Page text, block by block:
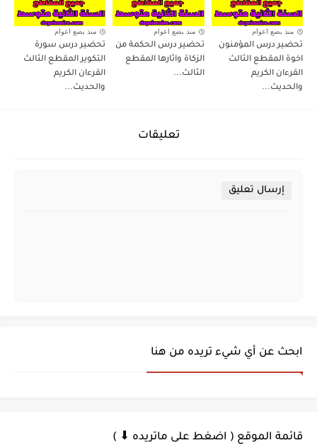
منذ بضع اعوام
تحضير درس المؤمنون
اخوة المقطع الثالث
القرءان الكريم
والحديث...
منذ بضع اعوام
تحضير درس الحكمة من
الزكاة واثارها المقطع
الثالث...
منذ بضع اعوام
تحضير درس سورة
التكوير المقطع الثالث
القرءان الكريم
والحديث...
تعليقات
إرسال تعليق
ابحث عن أي شيء تريده من هنا
قائمة الموقع ( اضغط على ماتريده ⬇ )